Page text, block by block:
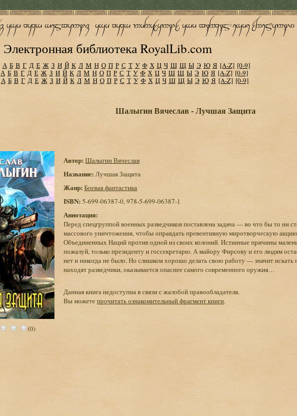
Электронная библиотека RoyalLib.com
А Б В Г Д Е Ж З И Й К Л М Н О П Р С Т У Ф Х Ц Ч Ш Щ Ы Э Ю Я [A-Z] [0-9]
А Б В Г Д Е Ж З И Й К Л М Н О П Р С Т У Ф Х Ц Ч Ш Щ Ы Э Ю Я [A-Z] [0-9]
А Б В Г Д Е Ж З И Й К Л М Н О П Р С Т У Ф Х Ц Ч Ш Щ Ы Э Ю Я [A-Z] [0-9]
Шалыгин Вячеслав - Лучшая Защита
(0)
Автор: Шалыгин Вячеслав
Название: Лучшая Защита
Жанр: Боевая фантастика
ISBN: 5-699-06387-0, 978-5-699-06387-1
Аннотация:
Перед спецгруппой военных разведчиков поставлена задача — во что бы то ни
массового уничтожения, чтобы оправдать превентивную миротворческую
Объединенных Наций против одной из своих колоний. Истинные причины
пожалуй, только президенту и госсекретарю. А майору Фирсову и его людям
нет и никогда не было. Но слишком хорошо делать свою работу — значит искать
находят разведчики, оказывается опаснее самого современного оружия…
Данная книга недоступна в связи с жалобой правообладателя.
Вы можетепрочитать ознакомительный фрагмент книги.